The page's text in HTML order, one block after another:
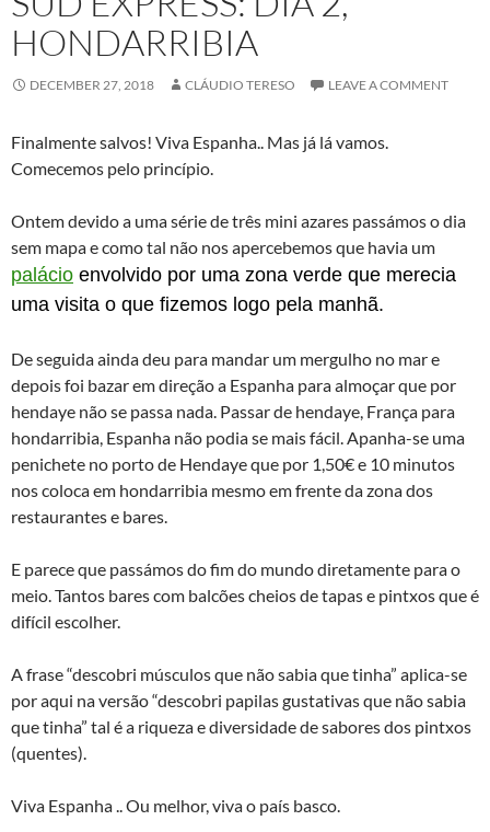
HONDARRIBIA
DECEMBER 27, 2018 CLÁUDIO TERESO LEAVE A COMMENT
Finalmente salvos! Viva Espanha.. Mas já lá vamos.
Comecemos pelo princípio.
Ontem devido a uma série de três mini azares passámos o dia
sem mapa e como tal não nos apercebemos que havia um
palácio envolvido por uma zona verde que merecia
uma visita o que fizemos logo pela manhã.
De seguida ainda deu para mandar um mergulho no mar e
depois foi bazar em direção a Espanha para almoçar que por
hendaye não se passa nada. Passar de hendaye, França para
hondarribia, Espanha não podia se mais fácil. Apanha-se uma
penichete no porto de Hendaye que por 1,50€ e 10 minutos
nos coloca em hondarribia mesmo em frente da zona dos
restaurantes e bares.
E parece que passámos do fim do mundo diretamente para o
meio. Tantos bares com balcões cheios de tapas e pintxos que é
difícil escolher.
A frase “descobri músculos que não sabia que tinha” aplica-se
por aqui na versão “descobri papilas gustativas que não sabia
que tinha” tal é a riqueza e diversidade de sabores dos pintxos
(quentes).
Viva Espanha .. Ou melhor, viva o país basco.